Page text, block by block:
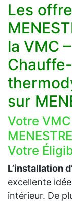
Les
la VMC
sur
Votre
Votre
L’installation
excellente
intérieur. De